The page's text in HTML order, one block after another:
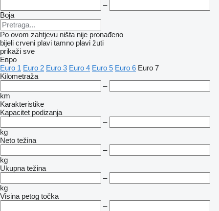
–
Boja
Po ovom zahtjevu ništa nije pronađeno
bijeli crveni plavi tamno plavi žuti
prikaži sve
Евро
Euro 1 Euro 2 Euro 3 Euro 4 Euro 5 Euro 6 Euro 7
Kilometraža
–
km
Karakteristike
Kapacitet podizanja
–
kg
Neto težina
–
kg
Ukupna težina
–
kg
Visina petog točka
–